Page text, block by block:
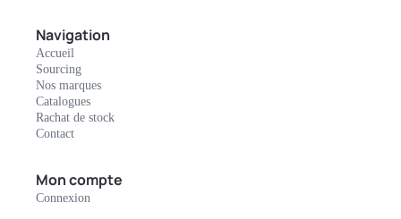
Navigation
Accueil
Sourcing
Nos marques
Catalogues
Rachat de stock
Contact
Mon compte
Connexion